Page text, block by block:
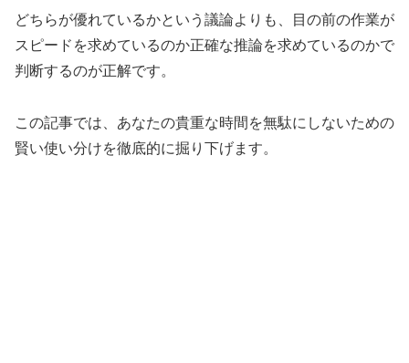
どちらが優れているかという議論よりも、目の前の作業が
スピードを求めているのか正確な推論を求めているのかで
判断するのが正解です。
この記事では、あなたの貴重な時間を無駄にしないための
賢い使い分けを徹底的に掘り下げます。